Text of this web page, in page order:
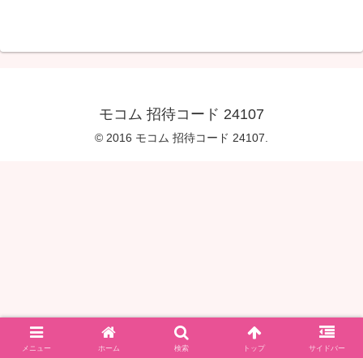
モコム 招待コード 24107
© 2016 モコム 招待コード 24107.
メニュー ホーム 検索 トップ サイドバー